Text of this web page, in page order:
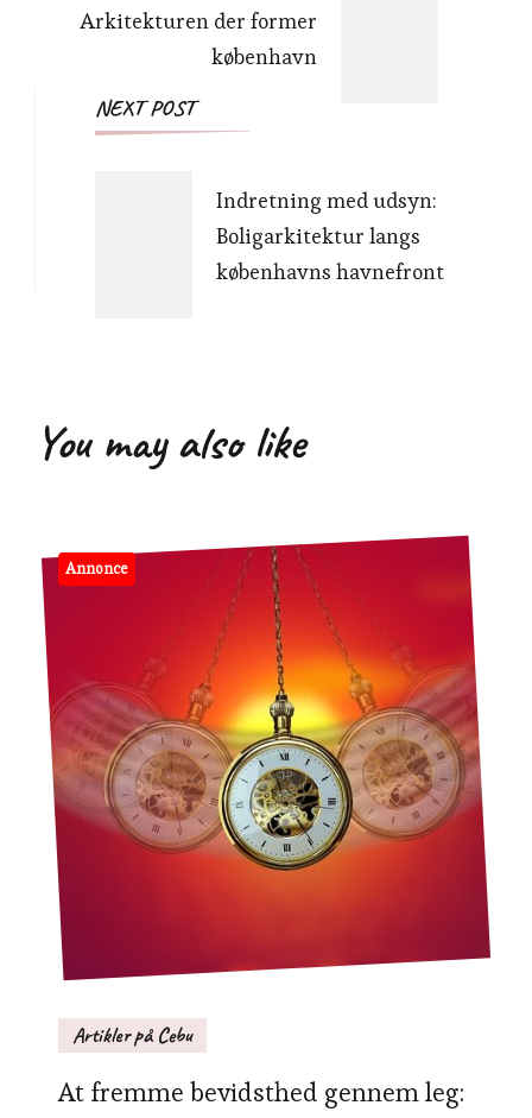
Arkitekturen der former
københavn
NEXT POST
Indretning med udsyn:
Boligarkitektur langs
københavns havnefront
You may also like
Annonce
Artikler på Cebu
At fremme bevidsthed gennem leg: